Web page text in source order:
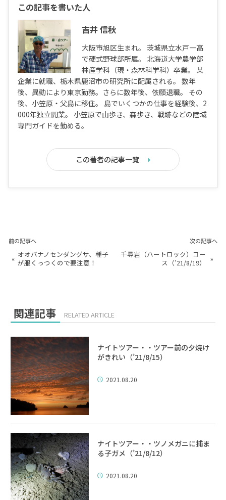
この記事を書いた人
吉井 信秋
大阪市旭区生まれ。 茨城県立水戸一高
で硬式野球部所属。 北海道大学農学部
林産学科（現・森林科学科）卒業。 某
企業に就職、栃木県鹿沼市の研究所に配属される。 数年
後、異動により東京勤務。さらに数年後、依願退職。 その
後、小笠原・父島に移住。 島でいくつかの仕事を経験後、2
000年独立開業。 小笠原で山歩き、森歩き、戦跡などの陸域
専門ガイドを勤める。
この著者の記事一覧
前の記事へ
« オオバナノセンダングサ、種子
が服くっつくので要注意！
次の記事へ
千尋岩（ハートロック）コー
ス（’21/8/19）
»
関連記事 RELATED ARTICLE
ナイトツアー・・ツアー前の夕焼け
がきれい（’21/8/15）
2021.08.20
ナイトツアー・・ツノメガニに捕ま
る子ガメ（’21/8/12）
2021.08.20